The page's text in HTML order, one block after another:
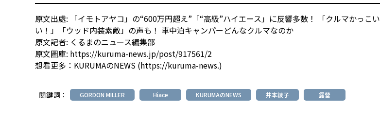
原文出處:
「イモトアヤコ」の“600万円超え”「“高級”ハイエース」に反響多数！ 「クルマかっこい
い！」「ウッド内装素敵」の声も！ 車中泊キャンパーどんなクルマなのか
原文記者: くるまのニュース編集部
原文圖庫: https://kuruma-news.jp/post/917561/2
想看更多： KURUMAのNEWS (https://kuruma-news.)
關鍵詞： GORDON MILLER Hiace KURUMAのNEWS 井本綾子 露營